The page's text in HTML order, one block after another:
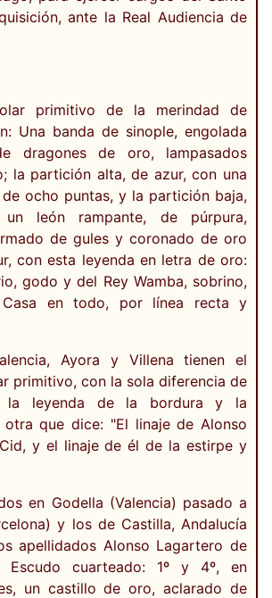
ante la Real Audiencia de
primitivo de la merindad de
Una banda de sinople, engolada
dragones de oro, lampasados
la partición alta, de azur, con una
ocho puntas, y la partición baja,
león rampante, de púrpura,
de gules y coronado de oro
con esta leyenda en letra de oro:
godo y del Rey Wamba, sobrino,
Casa en todo, por línea recta y
Ayora y Villena tienen el
primitivo, con la sola diferencia de
la leyenda de la bordura y la
otra que dice: "El linaje de Alonso
y el linaje de él de la estirpe y
en Godella (Valencia) pasado a
y los de Castilla, Andalucía
apellidados Alonso Lagartero de
Escudo cuarteado: 1º y 4º, en
un castillo de oro, aclarado de